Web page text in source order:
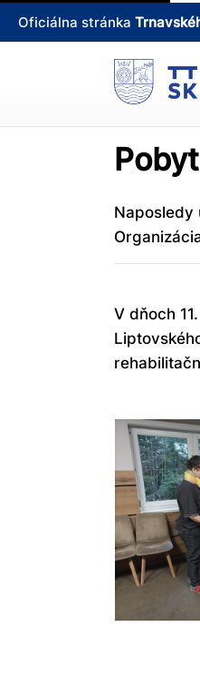
Oficiálna stránka
Naposledy
V dňoch